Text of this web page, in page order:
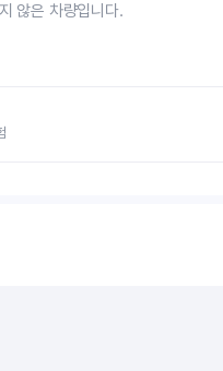
않은 차량입니다.